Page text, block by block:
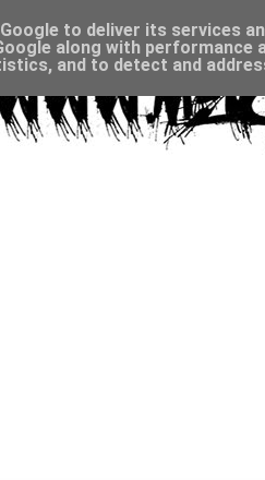
to deliver its services
along with
and to detect and